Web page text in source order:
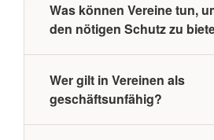
Was können Vereine tun,
den nötigen Schutz zu
Wer gilt in Vereinen als
geschäftsunfähig?